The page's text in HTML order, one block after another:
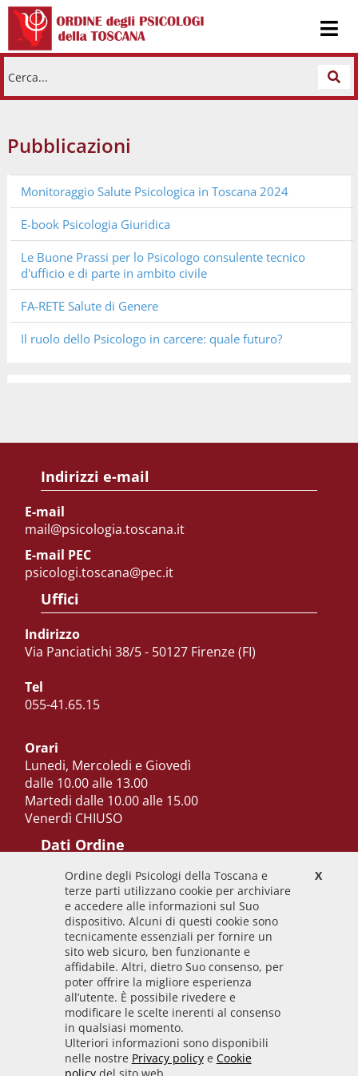
Cerca...
Pubblicazioni
Monitoraggio Salute Psicologica in Toscana 2024
E-book Psicologia Giuridica
Le Buone Prassi per lo Psicologo consulente tecnico
d'ufficio e di parte in ambito civile
FA-RETE Salute di Genere
Il ruolo dello Psicologo in carcere: quale futuro?
Indirizzi e-mail
E-mail
mail@psicologia.toscana.it
E-mail PEC
psicologi.toscana@pec.it
Uffici
Indirizzo
Via Panciatichi 38/5 - 50127 Firenze (FI)
Tel
055-41.65.15
Orari
Lunedi, Mercoledi e Giovedì
dalle 10.00 alle 13.00
Martedi dalle 10.00 alle 15.00
Venerdì CHIUSO
Dati Ordine
Codice Fiscale
92009700458
Codice IPA
odpt_to
Linee guida
Sito realizzato seguendo le linee guida di sviluppo
per i servizi web delle PA pubblicate da AGID in
collaborazione con il TEAM PER LA
TRASFORMAZIONE DIGITALE.
X
Ordine degli Psicologi della Toscana e
terze parti utilizzano cookie per archiviare
e accedere alle informazioni sul Suo
dispositivo. Alcuni di questi cookie sono
tecnicamente essenziali per fornire un
sito web sicuro, ben funzionante e
affidabile. Altri, dietro Suo consenso, per
poter offrire la migliore esperienza
all’utente. È possibile rivedere e
modificare le scelte inerenti al consenso
in qualsiasi momento.
Ulteriori informazioni sono disponibili
nelle nostre Privacy policye Cookie